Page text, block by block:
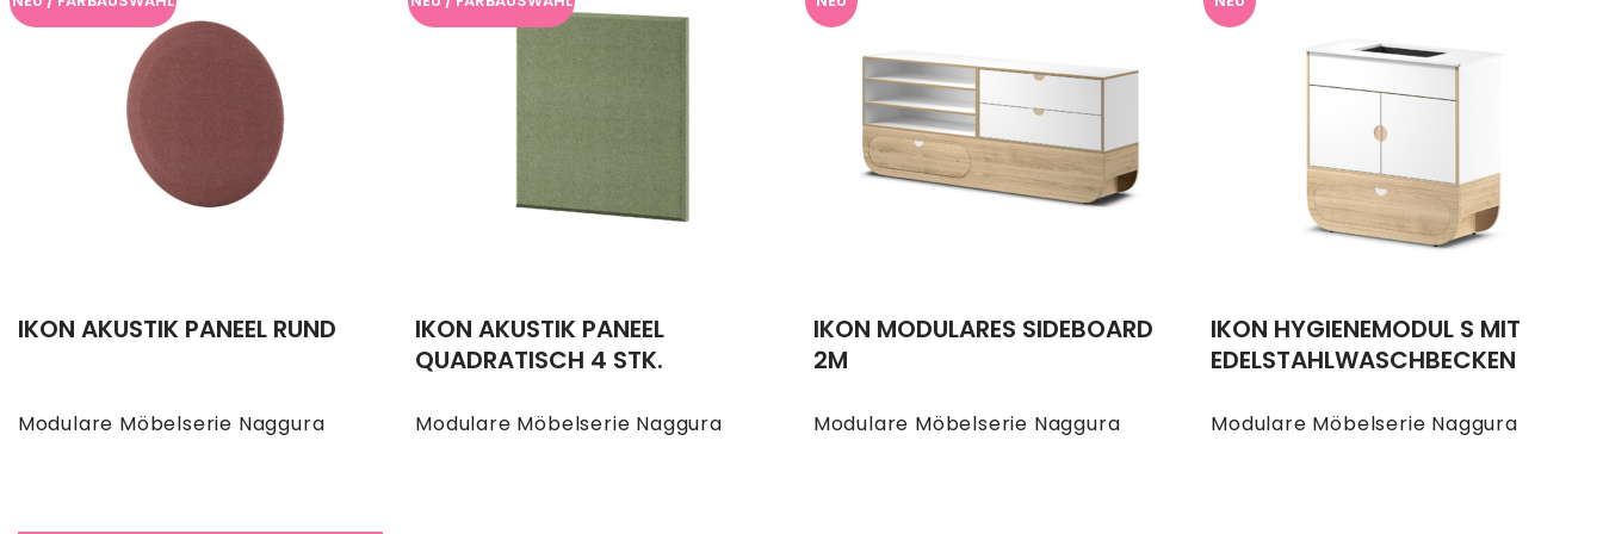
Modulare Möbelserie Naggura
IKON AKUSTIK PANEEL RUND
Modulare Möbelserie Naggura
IKON AKUSTIK PANEEL
QUADRATISCH 4 STK.
Modulare Möbelserie Naggura
IKON MODULARES SIDEBOARD
2M
Modulare Möbelserie Naggura
IKON HYGIENEMODUL S MIT
EDELSTAHLWASCHBECKEN